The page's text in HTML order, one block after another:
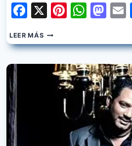
Facebook
X
LEER MÁSFRANK
REYES
–